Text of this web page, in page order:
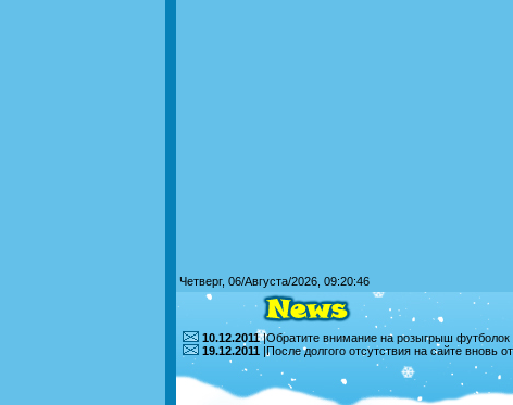
Четверг, 06/Августа/2026, 09:20:46
10.12.2011|Обратите внимание на розыгрыш футболок
19.12.2011 |После долгого отсутствия на сайте вновь